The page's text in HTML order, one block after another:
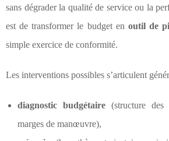
sans dégrader la qualité de service ou la
est de transformer le budget en outil de
simple exercice de conformité.
Les interventions possibles s’articulent
diagnostic budgétaire(structure des
marges de manœuvre),